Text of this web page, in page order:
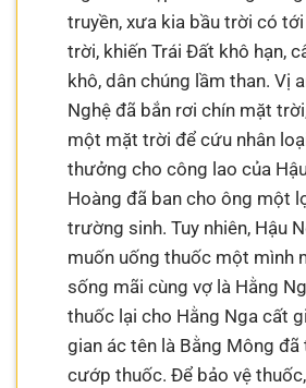
truyền, xưa kia bầu trời có
trời, khiến Trái Đất khô hạn,
khô, dân chúng lầm than. Vị
Nghệ đã bắn rơi chín mặt
một mặt trời để cứu nhân
thưởng cho công lao của
Hoàng đã ban cho ông một
trường sinh. Tuy nhiên, Hậu
muốn uống thuốc một mình
sống mãi cùng vợ là Hằng
thuốc lại cho Hằng Nga cất
gian ác tên là Bằng Mông
cướp thuốc. Để bảo vệ